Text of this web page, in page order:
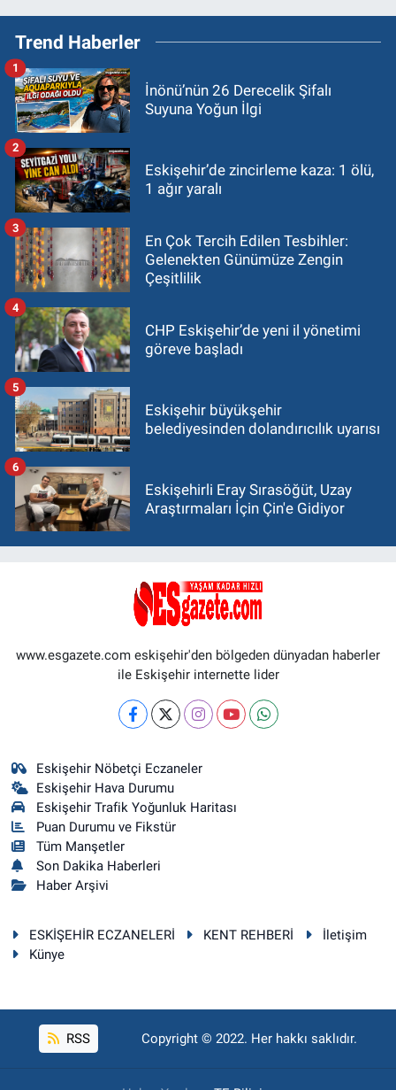
Trend Haberler
İnönü’nün 26 Derecelik Şifalı
Suyuna Yoğun İlgi
1
Eskişehir’de zincirleme kaza: 1 ölü,
1 ağır yaralı
2
En Çok Tercih Edilen Tesbihler:
Gelenekten Günümüze Zengin
Çeşitlilik
3
CHP Eskişehir’de yeni il yönetimi
göreve başladı
4
Eskişehir büyükşehir
belediyesinden dolandırıcılık uyarısı
5
Eskişehirli Eray Sırasöğüt, Uzay
Araştırmaları İçin Çin'e Gidiyor
6
www.esgazete.com eskişehir'den bölgeden dünyadan haberler
ile Eskişehir internette lider
Eskişehir Nöbetçi Eczaneler
Eskişehir Hava Durumu
Eskişehir Trafik Yoğunluk Haritası
Puan Durumu ve Fikstür
Tüm Manşetler
Son Dakika Haberleri
Haber Arşivi
ESKİŞEHİR ECZANELERİ KENT REHBERİ
İletişim
Künye
RSS Copyright © 2022. Her hakkı saklıdır.